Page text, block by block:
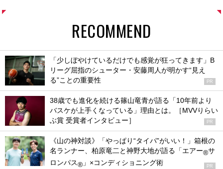
RECOMMEND
「少しぼやけているだけでも感覚が狂ってきます」B
リーグ屈指のシューター・安藤周人が明かす“見え
る”ことの重要性
PR
38歳でも進化を続ける篠山竜青が語る「10年前より
バスケが上手くなっている」理由とは。［MVVりらい
ぶ賞 受賞者インタビュー］
PR
《山の神対談》「やっぱり“タイパ”がいい！」箱根の
名ランナー、柏原竜二と神野大地が語る「エアー®サ
ロンパス® 」×コンディショニング術 PR